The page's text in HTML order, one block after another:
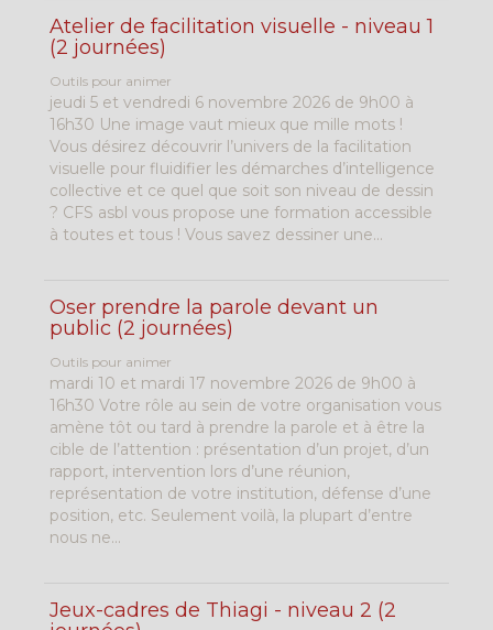
Atelier de facilitation visuelle - niveau 1
(2 journées)
Outils pour animer
jeudi 5 et vendredi 6 novembre 2026 de 9h00 à
16h30 Une image vaut mieux que mille mots !
Vous désirez découvrir l’univers de la facilitation
visuelle pour fluidifier les démarches d’intelligence
collective et ce quel que soit son niveau de dessin
? CFS asbl vous propose une formation accessible
à toutes et tous ! Vous savez dessiner une...
Oser prendre la parole devant un
public (2 journées)
Outils pour animer
mardi 10 et mardi 17 novembre 2026 de 9h00 à
16h30 Votre rôle au sein de votre organisation vous
amène tôt ou tard à prendre la parole et à être la
cible de l’attention : présentation d’un projet, d’un
rapport, intervention lors d’une réunion,
représentation de votre institution, défense d’une
position, etc. Seulement voilà, la plupart d’entre
nous ne...
Jeux-cadres de Thiagi - niveau 2 (2